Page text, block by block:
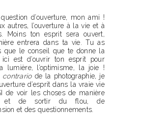
d’ouverture, mon ami !
autres, l’ouverture à la vie et à
Moins ton esprit sera ouvert,
entrera dans ta vie. Tu as
que le conseil que te donne la
ici est d’ouvrir ton esprit pour
lumière, l’optimisme, la joie !
contrariode la photographie, je
d’esprit dans la vraie vie
de voir les choses de manière
et de sortir du flou, de
et des questionnements.